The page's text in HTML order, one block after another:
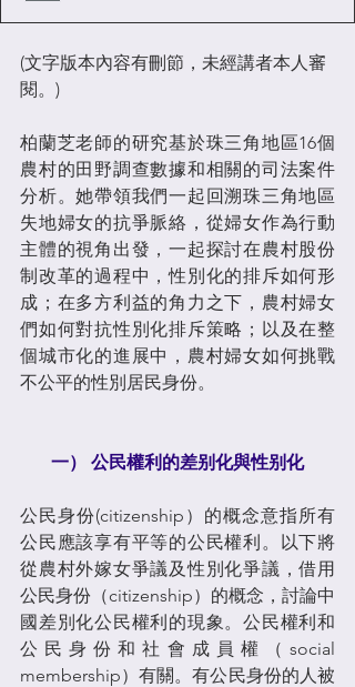
(文字版本內容有刪節，未經講者本人審
閱。)
柏蘭芝老師的研究基於珠三角地區16個
農村的田野調查數據和相關的司法案件
分析。她帶領我們一起回溯珠三角地區
失地婦女的抗爭脈絡，從婦女作為行動
主體的視角出發，一起探討在農村股份
制改革的過程中，性別化的排斥如何形
成；在多方利益的角力之下，農村婦女
們如何對抗性別化排斥策略；以及在整
個城市化的進展中，農村婦女如何挑戰
不公平的性別居民身份。
一） 公民權利的差别化與性别化
公民身份(citizenship）的概念意指所有
公民應該享有平等的公民權利。以下將
從農村外嫁女爭議及性別化爭議，借用
公民身份（citizenship）的概念，討論中
國差別化公民權利的現象。公民權利和
公民身份和社會成員權（social
membership）有關。有公民身份的人被